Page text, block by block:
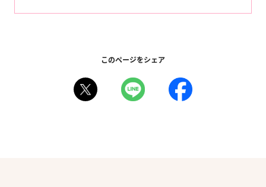
このページをシェア